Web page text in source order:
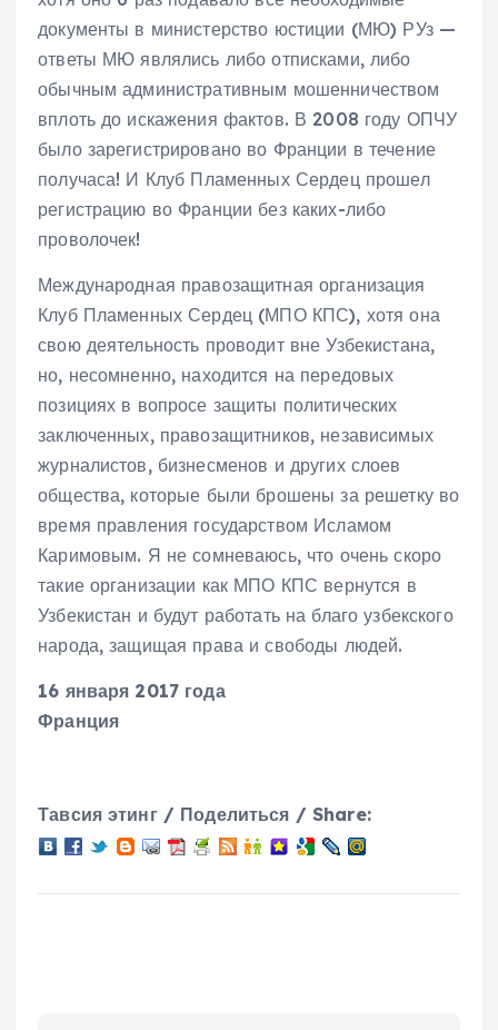
документы в министерство юстиции (МЮ) РУз —
ответы МЮ являлись либо отписками, либо
обычным административным мошенничеством
вплоть до искажения фактов. В 2008 году ОПЧУ
было зарегистрировано во Франции в течение
получаса! И Клуб Пламенных Сердец прошел
регистрацию во Франции без каких-либо
проволочек!
Международная правозащитная организация
Клуб Пламенных Сердец (МПО КПС), хотя она
свою деятельность проводит вне Узбекистана,
но, несомненно, находится на передовых
позициях в вопросе защиты политических
заключенных, правозащитников, независимых
журналистов, бизнесменов и других слоев
общества, которые были брошены за решетку во
время правления государством Исламом
Каримовым. Я не сомневаюсь, что очень скоро
такие организации как МПО КПС вернутся в
Узбекистан и будут работать на благо узбекского
народа, защищая права и свободы людей.
16 января 2017 года
Франция
Тавсия этинг / Поделиться / Share: